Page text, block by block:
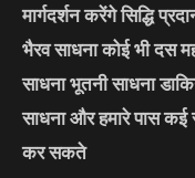
मार्गदर्शन करेंगे सिद्धि
भैरव साधना कोई भी दस
साधना भूतनी साधना
साधना और हमारे पास कई
कर सकते